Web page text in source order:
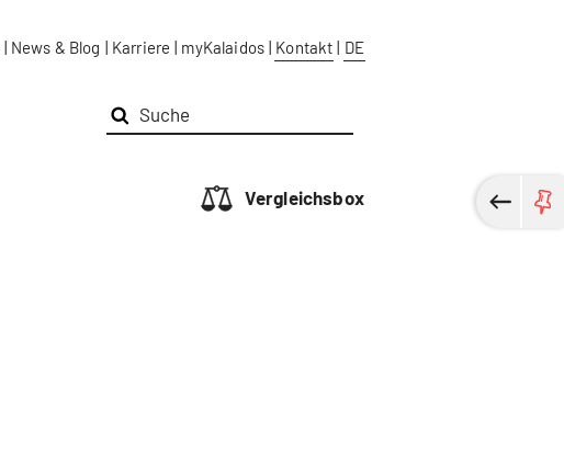
| News & Blog | Karriere | myKalaidos | Kontakt | DE
Vergleichsbox